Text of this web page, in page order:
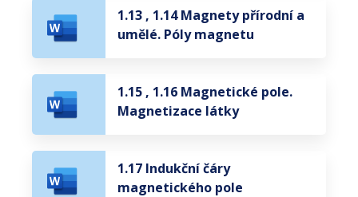
1.13 , 1.14 Magnety přírodní a
umělé. Póly magnetu
1.15 , 1.16 Magnetické pole.
Magnetizace látky
1.17 Indukční čáry
magnetického pole